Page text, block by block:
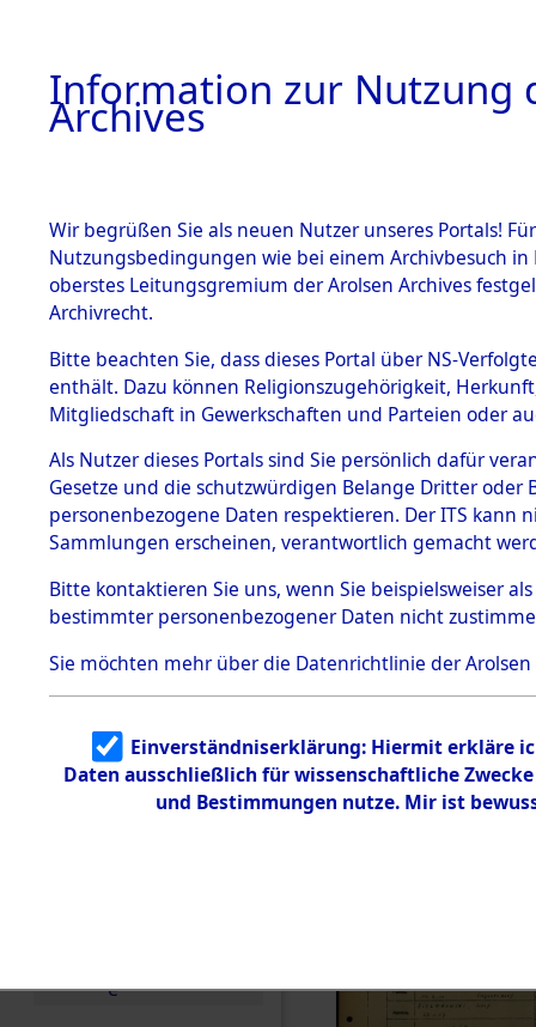
BESTÄNDE
1.
mente
5. Verschiedenes
5.3
Todesmärsche
5.3.1 Alliierte
Erhebungen
zu
Todesmärsch
en
5.3.2
Identifizierun
g
5.3.3
Todesmärsch
e
Dead -
Branch -
0040
Information zur Nutzung
Archives
Wir begrüßen Sie als neuen Nutzer unseres Portals!
Nutzungsbedingungen wie bei einem Archivbesuch
oberstes Leitungsgremium der Arolsen Archives
Archivrecht.
Bitte beachten Sie, dass dieses Portal über NS-
enthält. Dazu können Religionszugehörigkeit,
Mitgliedschaft in Gewerkschaften und Parteien oder
Als Nutzer dieses Portals sind Sie persönlich dafür
Gesetze und die schutzwürdigen Belange Dritter
personenbezogene Daten respektieren. Der ITS
Sammlungen erscheinen, verantwortlich gemacht
Bitte kontaktieren Sie uns, wenn Sie beispielsweiser
bestimmter personenbezogener Daten nicht
Sie möchten mehr über die Datenrichtlinie der Arolsen
Einverständniserklärung: Hiermit erkläre
Daten ausschließlich für wissenschaftliche
und Bestimmungen nutze. Mir ist